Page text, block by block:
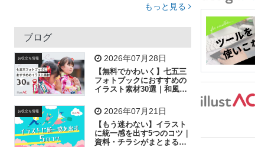
トラック 木
吹き出し
飛行機 グラフ ビル 魚 家族 書類
歩く 工場 会社 太陽 キラキラ
子供 作業員 相談 ピクトグラム
もっと見る
ブログ
お役立ち情報 2026年07月28日
【無料でかわいく】七五三
フォトブックにおすすめの
イラスト素材30選｜和風の
お役立ち情報 2026年07月21日
【もう迷わない】イラスト
に統一感を出す5つのコツ｜
資料・チラシがまとまるフ